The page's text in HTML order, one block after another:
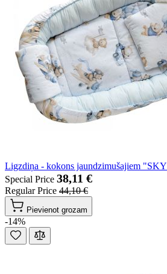
Ligzdiņa - kokons jaundzimušajiem
Special Price 38,11 €
Regular Price 44,10 €
Pievienot grozam
-14%